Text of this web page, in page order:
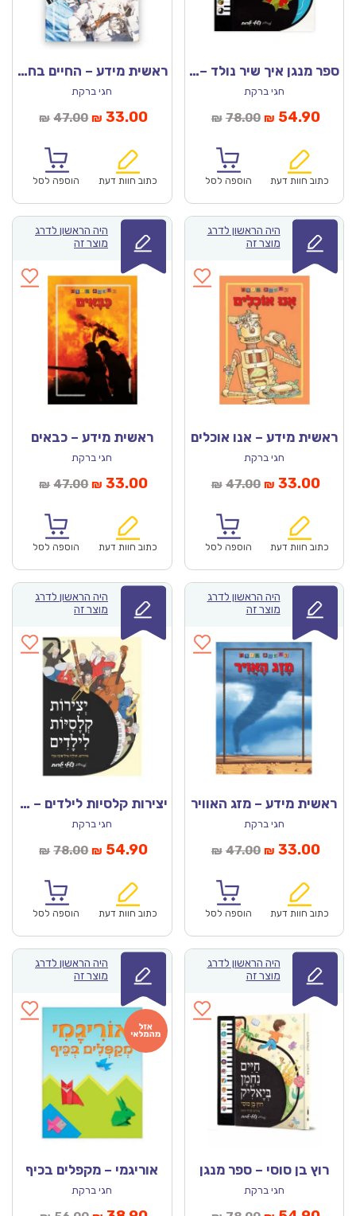
ספר מנגן איך שיר נולד – יוני רכטר
חגי ברקת
₪ 78.00המחיר
₪78.00.
₪ 54.90
כתוב חוות דעת הוספה לסל
ראשית מידע – החיים בחלל
חגי ברקת
₪ 47.00המחיר
₪47.00.
₪ 33.00המחיר
₪33.00.
כתוב חוות דעת הוספה לסל
היה הראשון לדרג
מוצר זה
ראשית מידע – אנו אוכלים
חגי ברקת
₪ 47.00המחיר
₪47.00.
₪ 33.00
כתוב חוות דעת הוספה לסל
היה הראשון לדרג
מוצר זה
ראשית מידע – כבאים
חגי ברקת
₪ 47.00המחיר
₪47.00.
₪ 33.00המחיר
₪33.00.
כתוב חוות דעת הוספה לסל
היה הראשון לדרג
מוצר זה
ראשית מידע – מזג האוויר
חגי ברקת
₪ 47.00המחיר
₪47.00.
₪ 33.00
כתוב חוות דעת הוספה לסל
היה הראשון לדרג
מוצר זה
יצירות קלסיות לילדים – ספר מנגן
חגי ברקת
₪ 78.00המחיר
₪78.00.
₪ 54.90המחיר
₪54.90.
כתוב חוות דעת הוספה לסל
היה הראשון לדרג
מוצר זה
רוץ בן סוסי – ספר מנגן
חגי ברקת
היה הראשון לדרג
מוצר זה
אוריגמי – מקפלים בכיף
חגי ברקת